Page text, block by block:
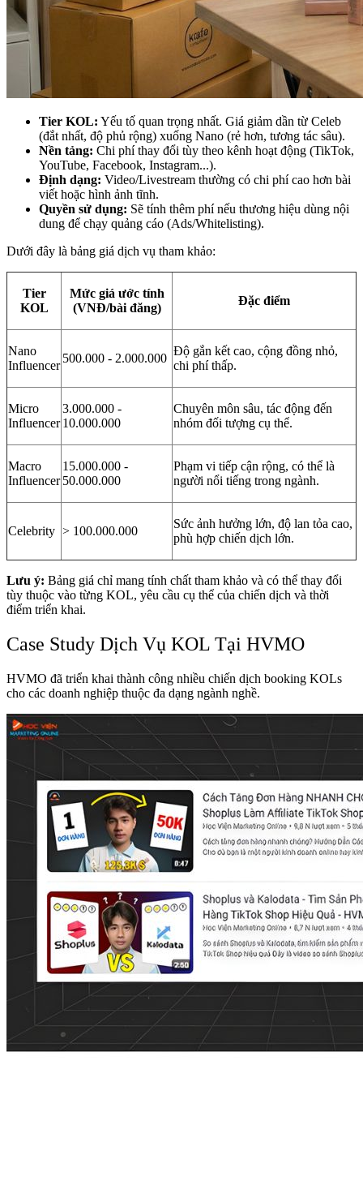
Tier KOL: Yếu tố quan trọng nhất. Giá giảm dần từ Celeb
(đắt nhất, độ phủ rộng) xuống Nano (rẻ hơn, tương tác sâu).
Nền tảng: Chi phí thay đổi tùy theo kênh hoạt động (TikTok,
YouTube, Facebook, Instagram...).
Định dạng: Video/Livestream thường có chi phí cao hơn bài
viết hoặc hình ảnh tĩnh.
Quyền sử dụng: Sẽ tính thêm phí nếu thương hiệu dùng nội
dung để chạy quảng cáo (Ads/Whitelisting).
Dưới đây là bảng giá dịch vụ tham khảo:
Tier
KOL
Mức giá ước tính
(VNĐ/bài đăng)
Đặc điểm
Nano
Influencer
500.000 - 2.000.000
Độ gắn kết cao, cộng đồng nhỏ,
chi phí thấp.
Micro
Influencer
3.000.000 -
10.000.000
Chuyên môn sâu, tác động đến
nhóm đối tượng cụ thể.
Macro
Influencer
15.000.000 -
50.000.000
Phạm vi tiếp cận rộng, có thể là
người nổi tiếng trong ngành.
Celebrity > 100.000.000
Sức ảnh hưởng lớn, độ lan tỏa cao,
phù hợp chiến dịch lớn.
Lưu ý: Bảng giá chỉ mang tính chất tham khảo và có thể thay đổi
tùy thuộc vào từng KOL, yêu cầu cụ thể của chiến dịch và thời
điểm triển khai.
Case Study Dịch Vụ KOL Tại HVMO
HVMO đã triển khai thành công nhiều chiến dịch booking KOLs
cho các doanh nghiệp thuộc đa dạng ngành nghề.